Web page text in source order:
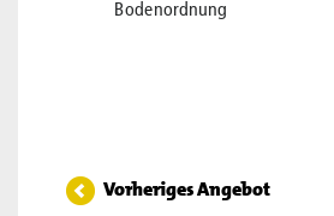
Bodenordnung
Vorheriges Angebot